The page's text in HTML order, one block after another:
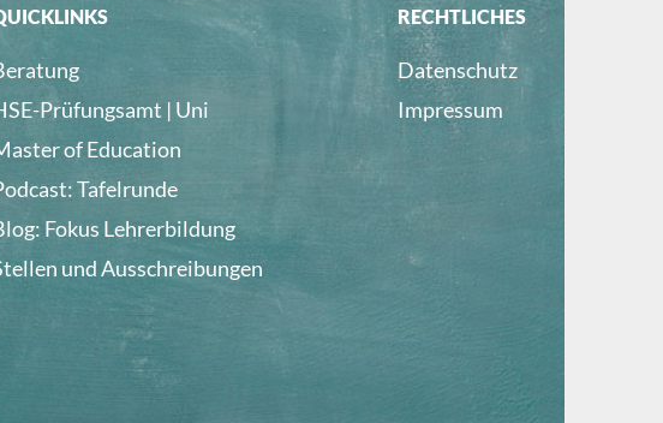
Prüfungsamt | Uni
of Education
Tafelrunde
Fokus Lehrerbildung
und Ausschreibungen
RECHTLICHES
Datenschutz
Impressum